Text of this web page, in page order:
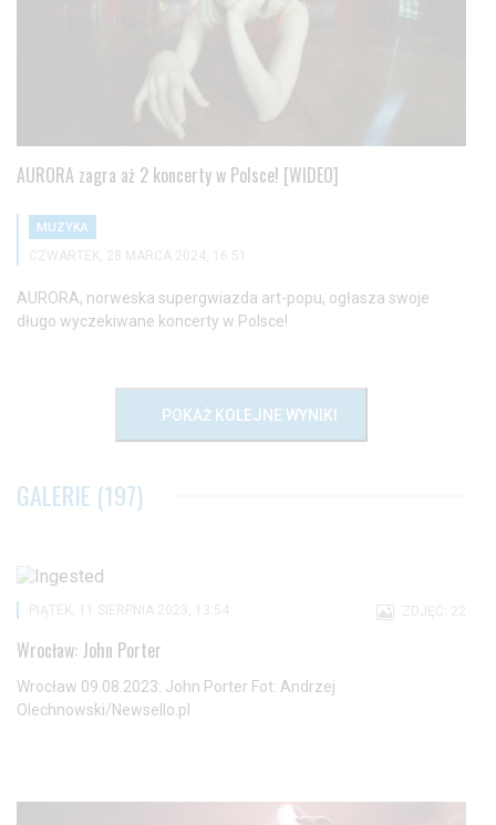
AURORA zagra aż 2 koncerty w Polsce! [WIDEO]
MUZYKA
CZWARTEK, 28 MARCA 2024, 16:51
AURORA, norweska supergwiazda art-popu, ogłasza swoje
długo wyczekiwane koncerty w Polsce!
POKAŻ KOLEJNE WYNIKI
GALERIE (197)
ZDJĘĆ: 22
PIĄTEK, 11 SIERPNIA 2023, 13:54
Wrocław: John Porter
Wrocław 09.08.2023: John Porter Fot: Andrzej
Olechnowski/Newsello.pl